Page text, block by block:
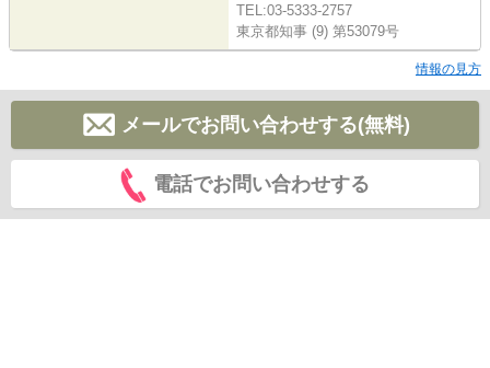
TEL:03-5333-2757
東京都知事 (9) 第53079号
情報の見方
メールでお問い合わせする(無料)
電話でお問い合わせする